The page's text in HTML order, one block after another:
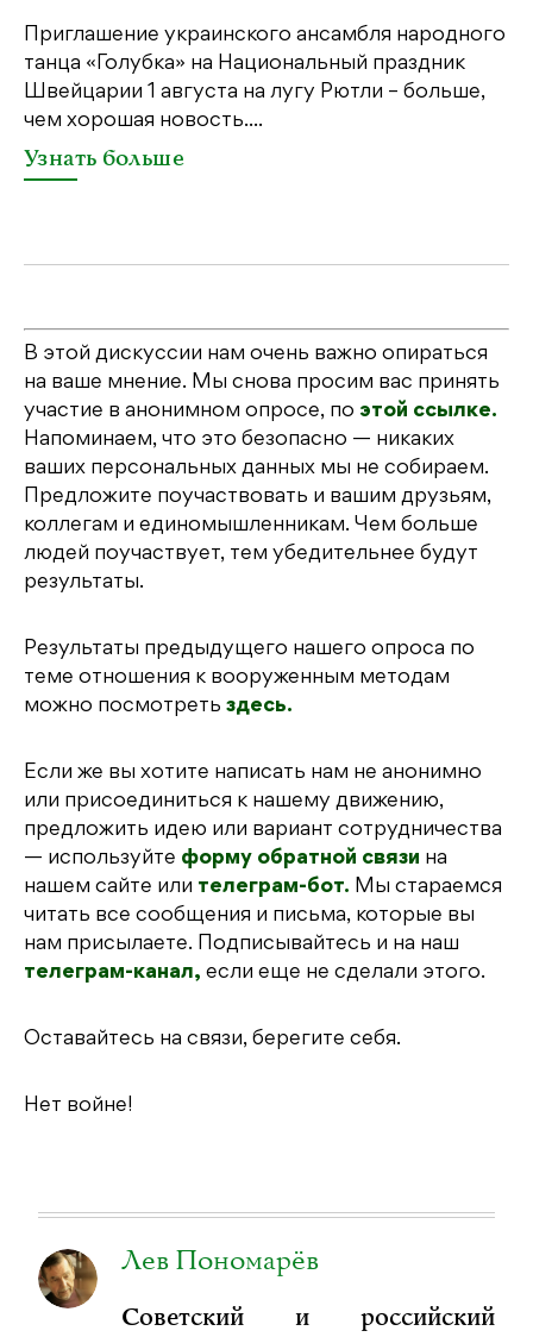
Приглашение украинского ансамбля народного
танца «Голубка» на Национальный праздник
Швейцарии 1 августа на лугу Рютли – больше,
чем хорошая новость....
Узнать больше
В этой дискуссии нам очень важно опираться
на ваше мнение. Мы снова просим вас принять
участие в анонимном опросе, по этой ссылке.
Напоминаем, что это безопасно — никаких
ваших персональных данных мы не собираем.
Предложите поучаствовать и вашим друзьям,
коллегам и единомышленникам. Чем больше
людей поучаствует, тем убедительнее будут
результаты.
Результаты предыдущего нашего опроса по
теме отношения к вооруженным методам
можно посмотреть здесь.
Если же вы хотите написать нам не анонимно
или присоединиться к нашему движению,
предложить идею или вариант сотрудничества
— используйте форму обратной связи на
нашем сайте или телеграм-бот. Мы стараемся
читать все сообщения и письма, которые вы
нам присылаете. Подписывайтесь и на наш
телеграм-канал, если еще не сделали этого.
Оставайтесь на связи, берегите себя.
Нет войне!
Лев Пономарёв
Советский и российский